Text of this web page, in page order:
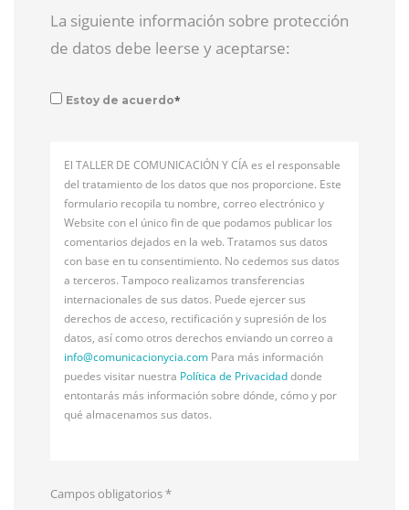
La siguiente información sobre protección
de datos debe leerse y aceptarse:
Estoy de acuerdo*
El TALLER DE COMUNICACIÓN Y CÍA es el responsable
del tratamiento de los datos que nos proporcione. Este
formulario recopila tu nombre, correo electrónico y
Website con el único fin de que podamos publicar los
comentarios dejados en la web. Tratamos sus datos
con base en tu consentimiento. No cedemos sus datos
a terceros. Tampoco realizamos transferencias
internacionales de sus datos. Puede ejercer sus
derechos de acceso, rectificación y supresión de los
datos, así como otros derechos enviando un correo a
info@comunicacionycia.com Para más información
puedes visitar nuestra Política de Privacidaddonde
entontarás más información sobre dónde, cómo y por
qué almacenamos sus datos.
Campos obligatorios*